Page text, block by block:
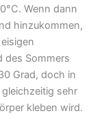
Wenn dann
hinzukommen,
des Sommers
Grad, doch in
sehr
kleben wird.